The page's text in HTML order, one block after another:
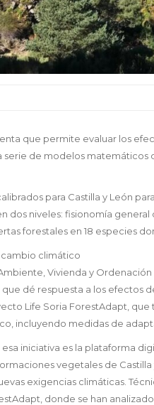
que permite evaluar los
serie de modelos
para Castilla y León
dos niveles: fisionomía
forestales en 18 especies
climático
Vivienda y
dé respuesta a los efectos
Life Soria ForestAdapt,
incluyendo medidas de
iniciativa es la plataforma
vegetales de
exigencias climáticas.
donde se han